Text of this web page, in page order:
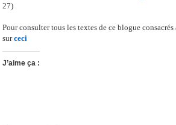
27)
Pour consulter tous les textes de ce blogue
surceci
J’aime ça :